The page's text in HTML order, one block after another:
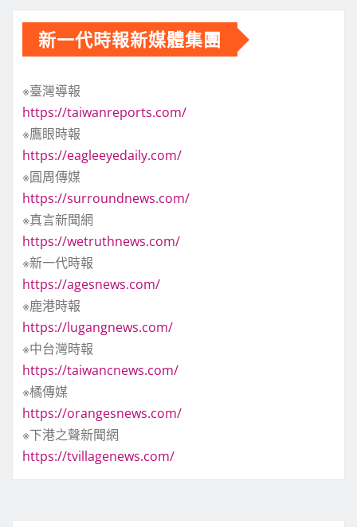
新一代時報新媒體集團
※臺灣導報
https://taiwanreports.com/
※鷹眼時報
https://eagleeyedaily.com/
※圓周傳媒
https://surroundnews.com/
※真言新聞網
https://wetruthnews.com/
※新一代時報
https://agesnews.com/
※鹿港時報
https://lugangnews.com/
※中台灣時報
https://taiwancnews.com/
※橘傳媒
https://orangesnews.com/
※下港之聲新聞網
https://tvillagenews.com/